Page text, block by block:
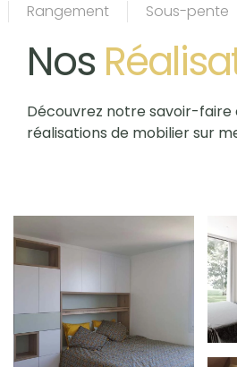
Rangement
Sous-pente
Nos
Découvrez notre savoir-faire
réalisations de mobilier sur
Zoom